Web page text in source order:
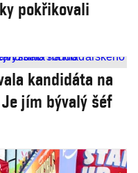
pokřikovali
kandidáta na
jím bývalý šéf